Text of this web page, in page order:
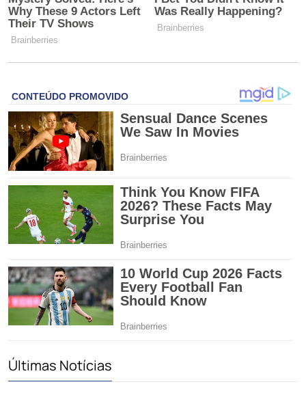
Últimas Notícias